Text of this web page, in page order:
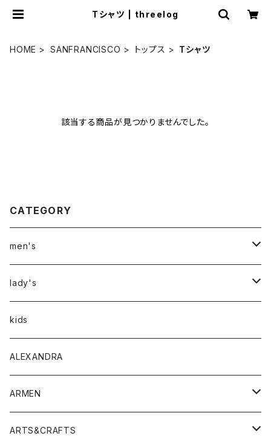
Tシャツ | threelog
HOME SANFRANCISCO トップス Tシャツ
該当する商品が見つかりませんでした。
CATEGORY
men's
アウター
トップス
Tシャツ
シャツ
ボトムス
lady's
アウター
トップス
Tシャツ・カットソー
シャツ・ブラウス
ボトムス
パンツ
ワンピース・オールインワン
kids
ALEXANDRA
ARMEN
アウター
ARTS&CRAFTS